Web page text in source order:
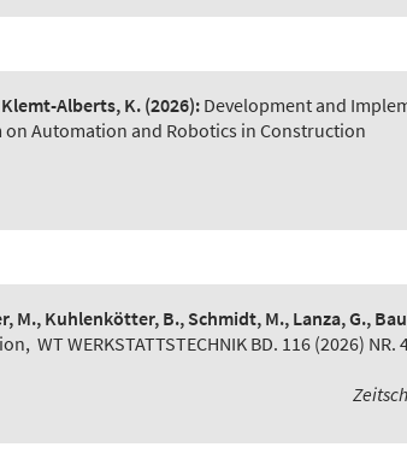
Klemt-Alberts, K. (2026): Development and
Automation and Robotics in Construction
M., Kuhlenkötter, B., Schmidt, M., Lanza, G.,
, WT WERKSTATTSTECHNIK BD. 116 (2026) NR.